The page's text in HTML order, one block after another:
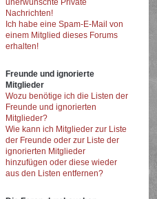
unerwünschte Private
Nachrichten!
Ich habe eine Spam-E-Mail von
einem Mitglied dieses Forums
erhalten!
Freunde und ignorierte
Mitglieder
Wozu benötige ich die Listen der
Freunde und ignorierten
Mitglieder?
Wie kann ich Mitglieder zur Liste
der Freunde oder zur Liste der
ignorierten Mitglieder
hinzufügen oder diese wieder
aus den Listen entfernen?